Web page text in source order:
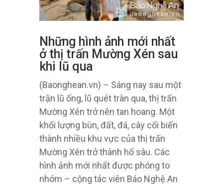
Những hình ảnh mới nhất
ở thị trấn Mường Xén sau
khi lũ qua
(Baonghean.vn) – Sáng nay sau một
trận lũ ống, lũ quét tràn qua, thị trấn
Mường Xén trở nên tan hoang. Một
khối lượng bùn, đất, đá, cây cối biến
thành nhiều khu vực của thị trấn
Mường Xén trở thành hố sâu. Các
hình ảnh mới nhất được phóng to
nhóm – cộng tác viên Báo Nghệ An